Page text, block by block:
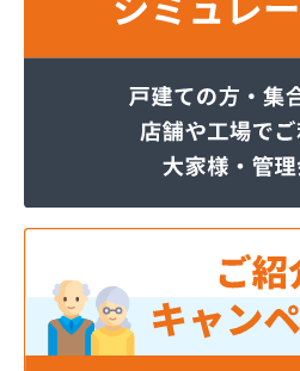
伊丹産業株式会社 長野工場
伊丹産業株式会社 千曲営業
一之瀬電器瓦斯サービス
岡谷酸素株式会社 佐久営業
岡谷酸素株式会社 松本営業
岡谷酸素株式会社 長野営業
貝印石油株式会社 長野支店
株式会社エナジー内山
株式会社カワネン 本社・ガ
株式会社クレックス 長野営